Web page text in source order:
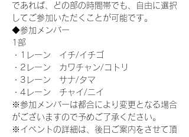
であれば、どの部の時間帯でも、自由に選択
してご参加いただくことが可能です。
◆参加メンバー
1部
・1レーン　イチ/イチゴ
・2レーン　カワチャン/コトリ
・3レーン　サナ/タマ
・4レーン　チャイ/ニイ
※参加メンバーは都合により変更となる場合
がございますので予めご了承ください。
※イベントの詳細は、後日ご案内をさせて頂